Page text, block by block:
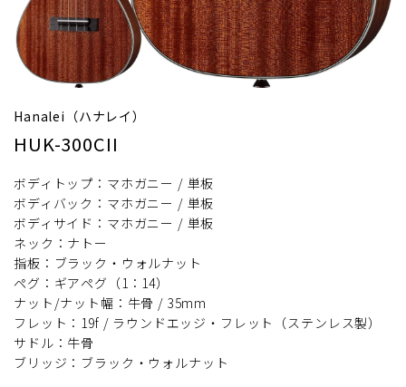
Hanalei（ハナレイ）
HUK-300CII
ボディトップ：マホガニー / 単板
ボディバック：マホガニー / 単板
ボディサイド：マホガニー / 単板
ネック：ナトー
指板：ブラック・ウォルナット
ペグ：ギアペグ（1：14）
ナット/ナット幅：牛骨 / 35mm
フレット：19f / ラウンドエッジ・フレット（ステンレス製）
サドル：牛骨
ブリッジ：ブラック・ウォルナット